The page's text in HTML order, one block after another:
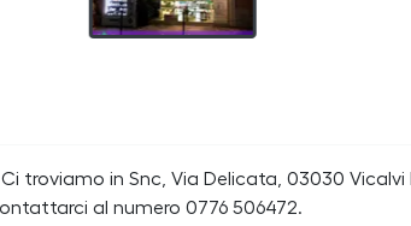
troviamo in Snc, Via Delicata, 03030 Vicalvi
al numero 0776 506472.